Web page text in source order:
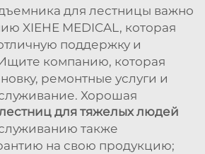
для лестницы важно
XIEHE MEDICAL, которая
поддержку и
компанию, которая
ремонтные услуги и
Хорошая
для тяжелых людей
также
на свою продукцию;